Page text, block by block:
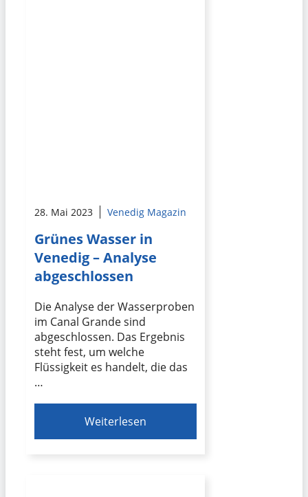
28. Mai 2023 Venedig Magazin
Grünes Wasser in
Venedig – Analyse
abgeschlossen
Die Analyse der Wasserproben
im Canal Grande sind
abgeschlossen. Das Ergebnis
steht fest, um welche
Flüssigkeit es handelt, die das
…
Weiterlesen